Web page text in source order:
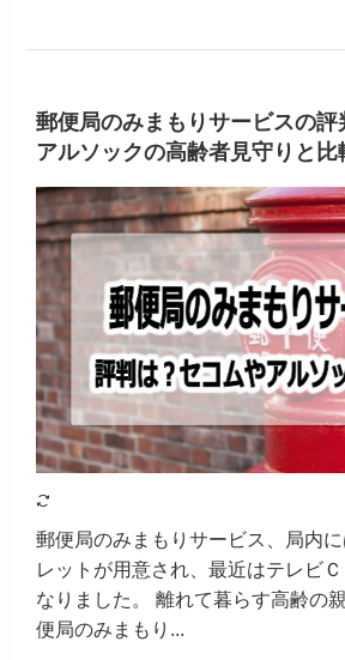
郵便局のみまもりサービスの
アルソックの高齢者見守りと比
郵便局のみまもりサービス、局内
レットが用意され、最近はテレビ
なりました。 離れて暮らす高齢の
便局のみまもり...